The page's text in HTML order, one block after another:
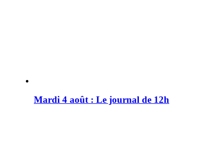
Mardi 4 août : Le journal de 12h